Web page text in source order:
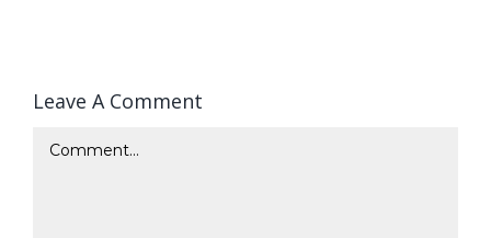
Leave A Comment
Comment